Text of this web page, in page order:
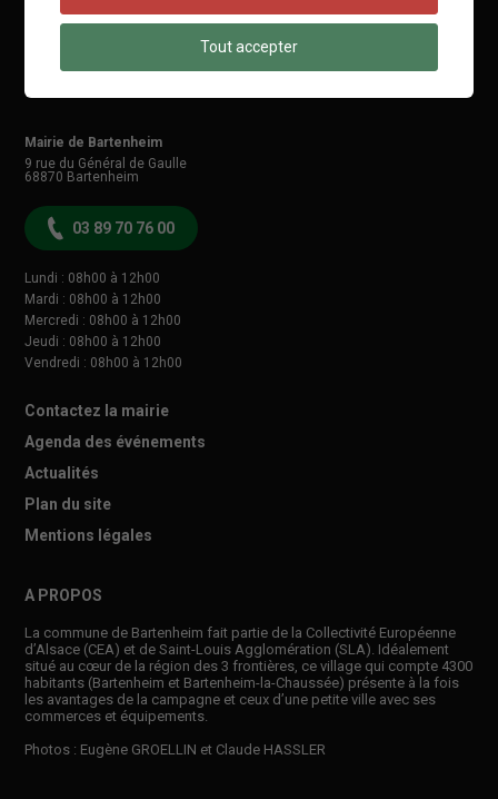
Mairie de Bartenheim
9 rue du Général de Gaulle
68870 Bartenheim
03 89 70 76 00
Lundi : 08h00 à 12h00
Mardi : 08h00 à 12h00
Mercredi : 08h00 à 12h00
Jeudi : 08h00 à 12h00
Vendredi : 08h00 à 12h00
Contactez la mairie
Agenda des événements
Actualités
Plan du site
Mentions légales
A PROPOS
La commune de Bartenheim fait partie de la Collectivité Européenne
d’Alsace (CEA) et de Saint-Louis Agglomération (SLA). Idéalement
situé au cœur de la région des 3 frontières, ce village qui compte 4300
habitants (Bartenheim et Bartenheim-la-Chaussée) présente à la fois
les avantages de la campagne et ceux d’une petite ville avec ses
commerces et équipements.
Photos : Eugène GROELLIN et Claude HASSLER
Tout accepter